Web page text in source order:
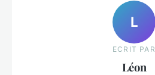
L
ECRIT PAR
Léon